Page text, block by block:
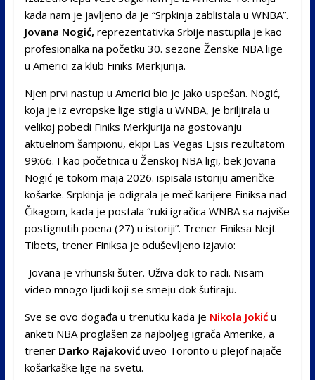
kada nam je javljeno da je “Srpkinja zablistala u WNBA”.
Jovana Nogić, reprezentativka Srbije nastupila je kao
profesionalka na početku 30. sezone Ženske NBA lige
u Americi za klub Finiks Merkjurija.
Njen prvi nastup u Americi bio je jako uspešan. Nogić,
koja je iz evropske lige stigla u WNBA, je briljirala u
velikoj pobedi Finiks Merkjurija na gostovanju
aktuelnom šampionu, ekipi Las Vegas Ejsis rezultatom
99:66. I kao početnica u Ženskoj NBA ligi, bek Jovana
Nogić je tokom maja 2026. ispisala istoriju američke
košarke. Srpkinja je odigrala je meč karijere Finiksa nad
Čikagom, kada je postala “ruki igračica WNBA sa najviše
postignutih poena (27) u istoriji”. Trener Finiksa Nejt
Tibets, trener Finiksa je oduševljeno izjavio:
-Jovana je vrhunski šuter. Uživa dok to radi. Nisam
video mnogo ljudi koji se smeju dok šutiraju.
Sve se ovo događa u trenutku kada je Nikola Jokiću
anketi NBA proglašen za najboljeg igrača Amerike, a
trener Darko Rajakovićuveo Toronto u plejof najače
košarkaške lige na svetu.